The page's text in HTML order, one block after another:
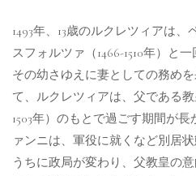
1493年、13歳のルクレツィアは
スフォルツァ（1466-1510年）と
その幼さゆえに妻としての務め
て、ルクレツィアは、父である教
1503年）のもとで過ごす期間が
ァンニは、軍役に就くなど別居
うちに政局が変わり、父教皇の